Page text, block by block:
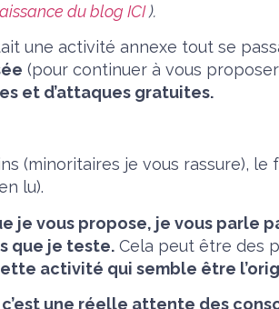
du blog ICI).
une activité annexe tout se
(pour continuer à vous
et d’attaques gratuites.
(minoritaires je vous rassure),
lu).
je vous propose, je vous parle
que je teste. Cela peut être des
activité qui semble être
c’est une réelle attente des